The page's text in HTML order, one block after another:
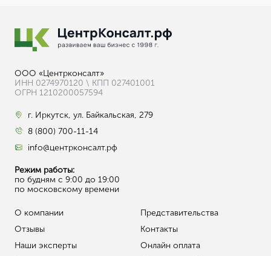
ООО «Центрконсалт»
ИНН 0274970120 \ КПП 027401001
ОГРН 1210200057594
г. Иркутск, ул. Байкальская, 279
8 (800) 700-11-14
info@центрконсалт.рф
Режим работы:
по будням с 9:00 до 19:00
по московскому времени
О компании
Отзывы
Наши эксперты
Представительства
Контакты
Онлайн оплата